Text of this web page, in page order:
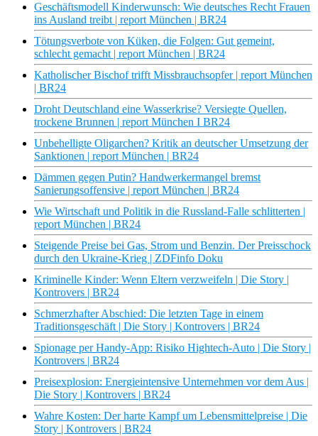
Geschäftsmodell Kinderwunsch: Wie deutsches Recht Frauen
ins Ausland treibt | report München | BR24
Tötungsverbote von Küken, die Folgen: Gut gemeint,
schlecht gemacht | report München | BR24
Katholischer Bischof trifft Missbrauchsopfer | report München
| BR24
Droht Deutschland eine Wasserkrise? Versiegte Quellen,
trockene Brunnen | report München I BR24
Unbehelligte Oligarchen? Kritik an deutscher Umsetzung der
Sanktionen | report München | BR24
Dämmen gegen Putin? Handwerkermangel bremst
Sanierungsoffensive | report München | BR24
Wie Wirtschaft und Politik in die Russland-Falle schlitterten |
report München | BR24
Steigende Preise bei Gas, Strom und Benzin. Der Preisschock
durch den Ukraine-Krieg | ZDFinfo Doku
Kriminelle Kinder: Wenn Eltern verzweifeln | Die Story |
Kontrovers | BR24
Schmerzhafter Abschied: Die letzten Tage in einem
Traditionsgeschäft | Die Story | Kontrovers | BR24
Spionage per Handy-App: Risiko Hightech-Auto | Die Story |
Kontrovers | BR24
Preisexplosion: Energieintensive Unternehmen vor dem Aus |
Die Story | Kontrovers | BR24
Wahre Kosten: Der harte Kampf um Lebensmittelpreise | Die
Story | Kontrovers | BR24